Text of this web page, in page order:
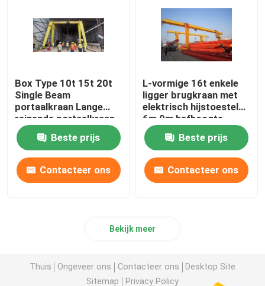
Box Type 10t 15t 20t
Single Beam
portaalkraan Lange
reizende portaalkraan
buiten
Beste prijs
Contacteer ons
L-vormige 16t enkele
ligger brugkraan met
elektrisch hijstoestel
6m 9m hefhoogte
Beste prijs
Contacteer ons
Bekijk meer
Thuis Ongeveer ons Contacteer ons
Desktop Site
Sitemap
Privacy Policy